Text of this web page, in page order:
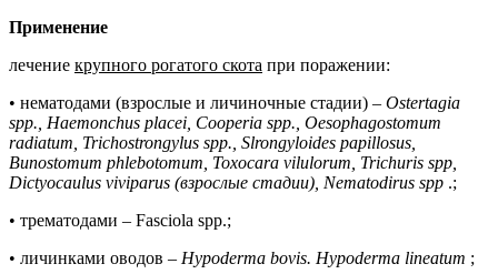
Применение
лечение крупного рогатого скота при поражении:
• нематодами (взрослые и личиночные стадии) – Ostertagia
spp., Haemonchus placei, Cooperia spp., Oesophagostomum
radiatum, Trichostrongylus spp., Slrongyloides papillosus,
Bunostomum phlebotomum, Toxocara vilulorum, Trichuris spp,
Dictyocaulus viviparus (взрослые стадии), Nematodirus spp .;
• трематодами – Fasciola spp.;
• личинками оводов – Hypoderma bovis. Hypoderma lineatum ;